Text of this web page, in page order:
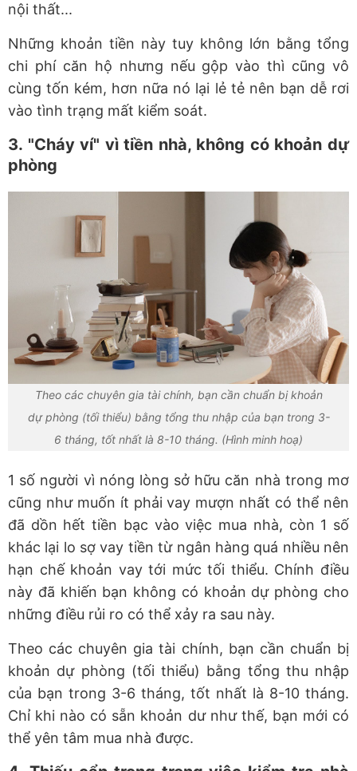
nội thất...
Những khoản tiền này tuy không lớn bằng tổng
chi phí căn hộ nhưng nếu gộp vào thì cũng vô
cùng tốn kém, hơn nữa nó lại lẻ tẻ nên bạn dễ rơi
vào tình trạng mất kiểm soát.
3. "Cháy ví" vì tiền nhà, không có khoản dự
phòng
Theo các chuyên gia tài chính, bạn cần chuẩn bị khoản
dự phòng (tối thiểu) bằng tổng thu nhập của bạn trong 3-
6 tháng, tốt nhất là 8-10 tháng. (Hình minh hoạ)
1 số người vì nóng lòng sở hữu căn nhà trong mơ
cũng như muốn ít phải vay mượn nhất có thể nên
đã dồn hết tiền bạc vào việc mua nhà, còn 1 số
khác lại lo sợ vay tiền từ ngân hàng quá nhiều nên
hạn chế khoản vay tới mức tối thiểu. Chính điều
này đã khiến bạn không có khoản dự phòng cho
những điều rủi ro có thể xảy ra sau này.
Theo các chuyên gia tài chính, bạn cần chuẩn bị
khoản dự phòng (tối thiểu) bằng tổng thu nhập
của bạn trong 3-6 tháng, tốt nhất là 8-10 tháng.
Chỉ khi nào có sẵn khoản dư như thế, bạn mới có
thể yên tâm mua nhà được.